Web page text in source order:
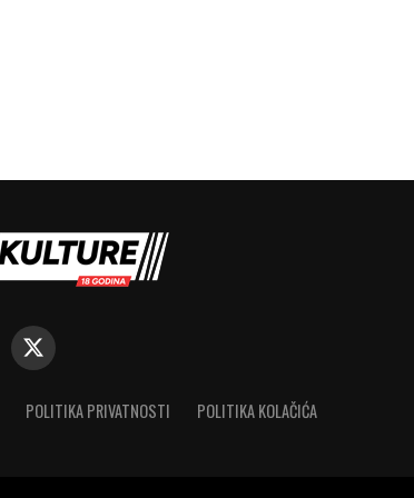
POLITIKA PRIVATNOSTI POLITIKA KOLAČIĆA